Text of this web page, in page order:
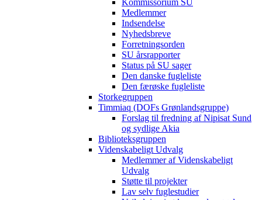
Kommissorium SU
Medlemmer
Indsendelse
Nyhedsbreve
Forretningsorden
SU årsrapporter
Status på SU sager
Den danske fugleliste
Den færøske fugleliste
Storkegruppen
Timmiaq (DOFs Grønlandsgruppe)
Forslag til fredning af Nipisat Sund
og sydlige Akia
Biblioteksgruppen
Videnskabeligt Udvalg
Medlemmer af Videnskabeligt
Udvalg
Støtte til projekter
Lav selv fuglestudier